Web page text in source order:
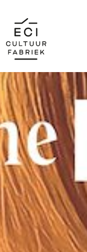
Film
Muziek
Theater
Expo
Cursus